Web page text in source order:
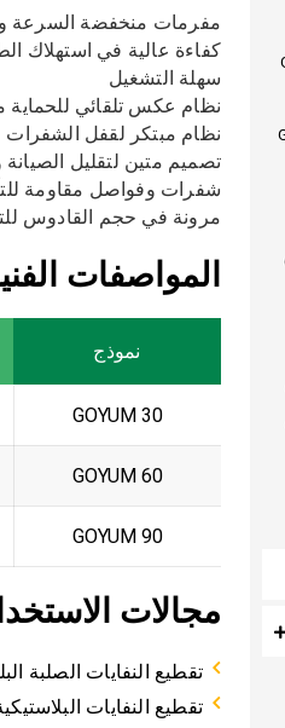
مفرمات منخفضة السرعة
كفاءة عالية في استهلاك
سهلة التشغيل
نظام عكس تلقائي للحماية
نظام مبتكر لقفل الشفرات
تصميم متين لتقليل
شفرات وفواصل مقاومة
مرونة في حجم القادوس
المواصفات
نموذج
GOYUM 30
GOYUM 60
GOYUM 90
مجالات
تقطيع النفايات الصلبة
تقطيع النفايات